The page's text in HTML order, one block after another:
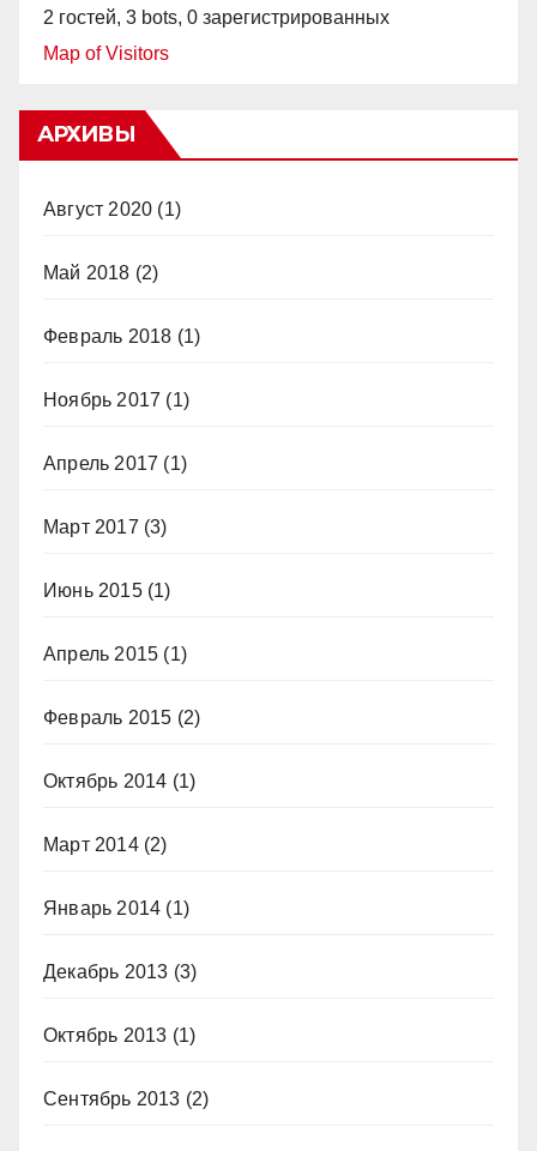
2 гостей, 3 bots, 0 зарегистрированных
Map of Visitors
АРХИВЫ
Август 2020 (1)
Май 2018 (2)
Февраль 2018 (1)
Ноябрь 2017 (1)
Апрель 2017 (1)
Март 2017 (3)
Июнь 2015(1)
Апрель 2015 (1)
Февраль 2015 (2)
Октябрь 2014 (1)
Март 2014(2)
Январь 2014 (1)
Декабрь 2013 (3)
Октябрь 2013 (1)
Сентябрь 2013 (2)